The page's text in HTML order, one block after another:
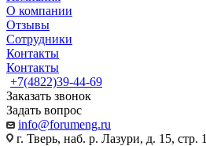
О компании
Отзывы
Сотрудники
Контакты
Контакты
+7(4822)39-44-69
Заказать звонок
Задать вопрос
info@forumeng.ru
г. Тверь, наб. р. Лазури, д. 15, стр. 1